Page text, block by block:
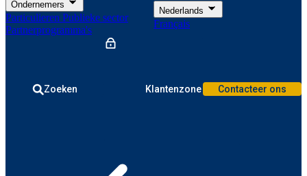
Ondernemers
Particulieren Publieke sector
Partnerprogramma's
Nederlands
Français
Zoeken Klantenzone Contacteer ons